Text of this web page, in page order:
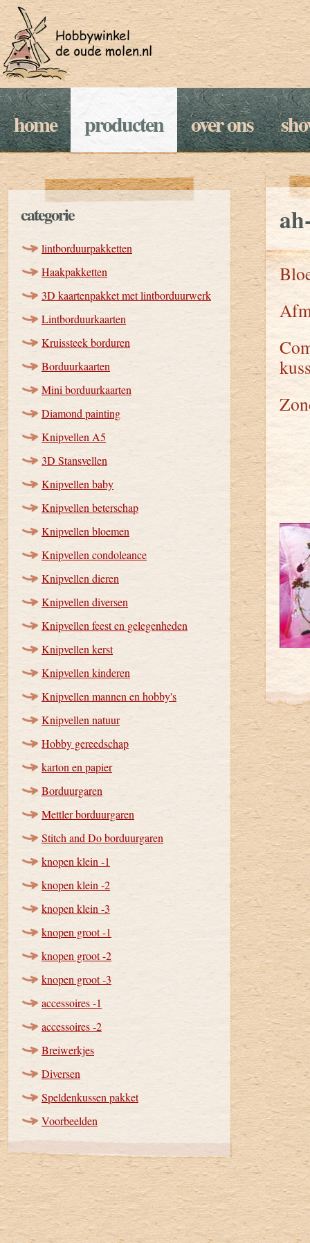
home producten over ons
categorie
lintborduurpakketten
Haakpakketten
3D kaartenpakket met lintborduurwerk
Lintborduurkaarten
Kruissteek borduren
Borduurkaarten
Mini borduurkaarten
Diamond painting
Knipvellen A5
3D Stansvellen
Knipvellen baby
Knipvellen beterschap
Knipvellen bloemen
Knipvellen condoleance
Knipvellen dieren
Knipvellen diversen
Knipvellen feest en gelegenheden
Knipvellen kerst
Knipvellen kinderen
Knipvellen mannen en hobby's
Knipvellen natuur
Hobby gereedschap
karton en papier
Borduurgaren
Mettler borduurgaren
Stitch and Do borduurgaren
knopen klein -1
knopen klein -2
knopen klein -3
knopen groot -1
knopen groot -2
knopen groot -3
accessoires -1
accessoires -2
Breiwerkjes
Diversen
Speldenkussen pakket
Voorbeelden